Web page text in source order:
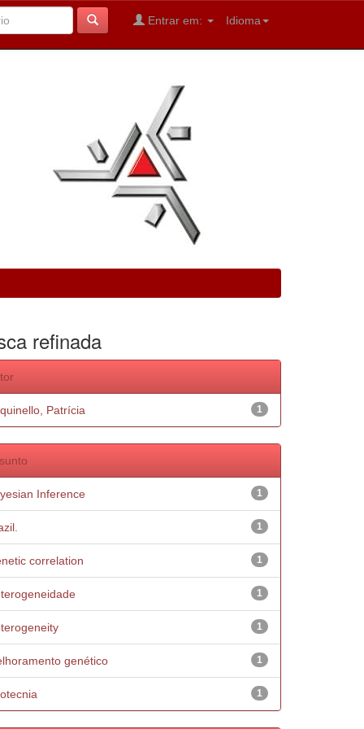
Idioma
Entrar em:
refinada
1
Patrícia
1
Inference
1
1
correlation
1
1
1
genético
1